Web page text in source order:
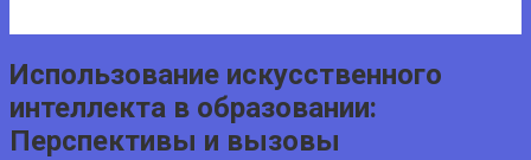
Использование искусственного
интеллекта в образовании:
Перспективы и вызовы